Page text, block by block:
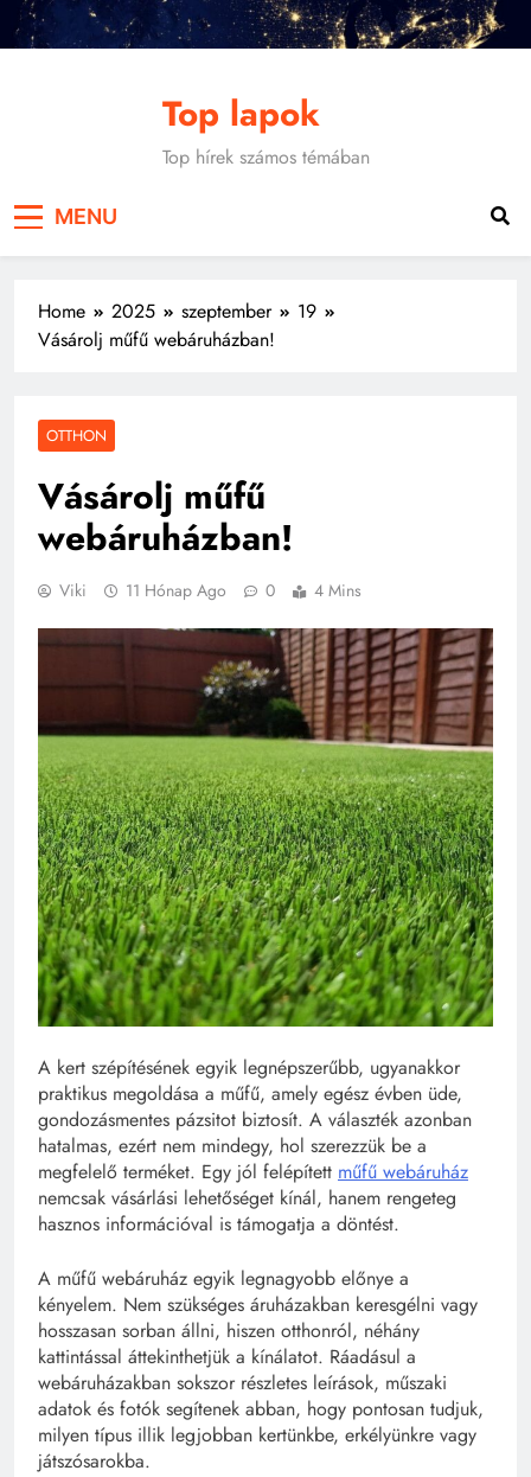
Skip
Top lapok
Top hírek számos témában
MENU
Home 2025 szeptember
19
Vásárolj műfű webáruházban!
OTTHON
Vásárolj műfű
webáruházban!
Viki 11 Hónap Ago 0 4 Mins
A kert szépítésének egyik legnépszerűbb, ugyanakkor
praktikus megoldása a műfű, amely egész évben üde,
gondozásmentes pázsitot biztosít. A választék azonban
hatalmas, ezért nem mindegy, hol szerezzük be a
megfelelő terméket. Egy jól felépített műfű webáruház
nemcsak vásárlási lehetőséget kínál, hanem rengeteg
hasznos információval is támogatja a döntést.
A műfű webáruház egyik legnagyobb előnye a
kényelem. Nem szükséges áruházakban keresgélni vagy
hosszasan sorban állni, hiszen otthonról, néhány
kattintással áttekinthetjük a kínálatot. Ráadásul a
webáruházakban sokszor részletes leírások, műszaki
adatok és fotók segítenek abban, hogy pontosan tudjuk,
milyen típus illik legjobban kertünkbe, erkélyünkre vagy
játszósarokba.